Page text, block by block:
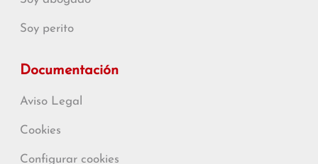
Soy perito
Documentación
Aviso Legal
Cookies
Configurar cookies